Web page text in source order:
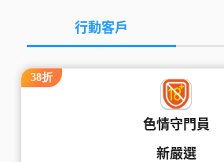
行動客戶
38折
色情守門員
新嚴選